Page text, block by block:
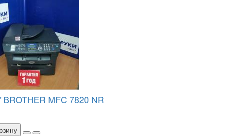
MFC 7820 NR